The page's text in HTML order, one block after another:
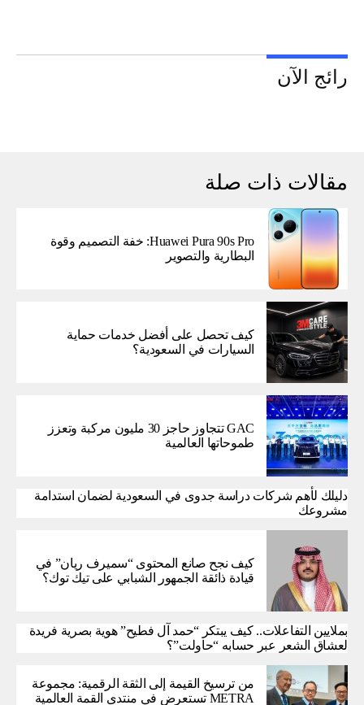
رائج الآن
مقالات ذات صلة
Huawei Pura 90s Pro: خفة التصميم وقوة
البطارية والتصوير
كيف تحصل على أفضل خدمات حماية
السيارات في السعودية؟
GAC تتجاوز حاجز 30 مليون مركبة وتعزز
طموحاتها العالمية
دليلك لأهم شركات دراسة جدوى في السعودية لضمان استدامة
مشروعك
كيف نجح صانع المحتوى “سميرف ريان” في
قيادة ذائقة الجمهور الشبابي على تيك توك؟
بملايين التفاعلات.. كيف يبتكر “حمد آل فطيح” هوية بصرية فريدة
لعشاق الشعر عبر حسابه “حاولت”؟
من ترسيخ القيمة إلى الثقة الرقمية: مجموعة
METRA تستعرض في منتدى القمة العالمية